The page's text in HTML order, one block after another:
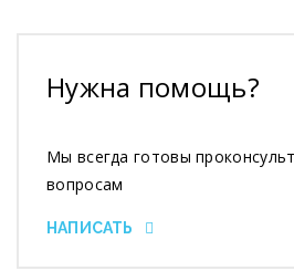
Нужна помощь?
Мы всегда готовы
вопросам
НАПИСАТЬ